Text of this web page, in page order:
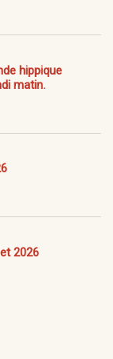
hippique
matin.
2026